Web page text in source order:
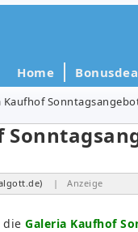
Home
Kaufhof
| Anzeige
die Galeria Kaufhof